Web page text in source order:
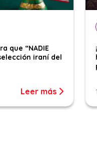
que “NADIE
selección iraní del
Leer más